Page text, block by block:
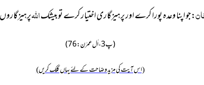
:جو اپنا وعدہ پورا کرے اور پرہیزگاری اختیار کرے توبیشکاللہ
(پ3، اٰل عمرٰن: 76)
(اس آیت کی مزید وضاحت کے لئے یہاں کلک کریں)